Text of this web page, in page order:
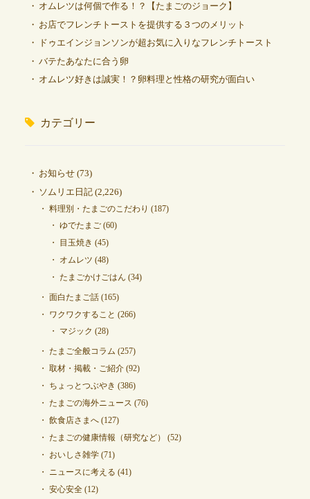
オムレツは何個で作る！？【たまごのジョーク】
お店でフレンチトーストを提供する３つのメリット
ドゥエインジョンソンが超お気に入りなフレンチトースト
バテたあなたに合う卵
オムレツ好きは誠実！？卵料理と性格の研究が面白い
カテゴリー
お知らせ(73)
ソムリエ日記(2,226)
料理別・たまごのこだわり (187)
ゆでたまご(60)
目玉焼き (45)
オムレツ (48)
たまごかけごはん (34)
面白たまご話(165)
ワクワクすること (266)
マジック (28)
たまご全般コラム (257)
取材・掲載・ご紹介(92)
ちょっとつぶやき (386)
たまごの海外ニュース (76)
飲食店さまへ(127)
たまごの健康情報（研究など）
(52)
おいしさ雑学(71)
ニュースに考える (41)
安心安全(12)